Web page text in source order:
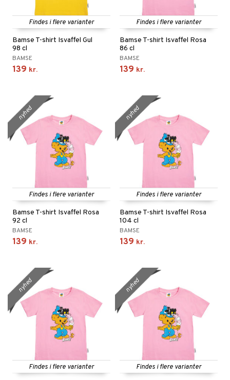
Findes i flere varianter
Bamse T-shirt Isvaffel Gul
98 cl
BAMSE
139 kr.
Findes i flere varianter
Bamse T-shirt Isvaffel Rosa
86 cl
BAMSE
139 kr.
Findes i flere varianter
Bamse T-shirt Isvaffel Rosa
92 cl
BAMSE
139 kr.
nyhed
Findes i flere varianter
Bamse T-shirt Isvaffel Rosa
104 cl
BAMSE
139 kr.
nyhed
Findes i flere varianter
nyhed
Findes i flere varianter
nyhed